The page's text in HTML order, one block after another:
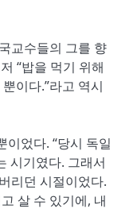
교수들의 그를 향
“밥을 먹기 위해
이다.”라고 역시
이었다. “당시 독일
시기였다. 그래서
리던 시절이었다.
살 수 있기에, 내